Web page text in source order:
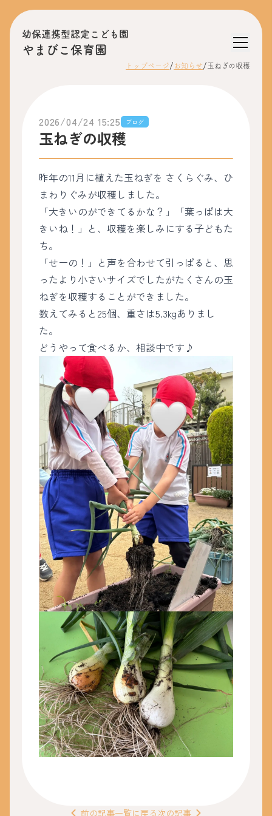
幼保連携型認定こども園
やまびこ保育園
トップページ/ お知らせ/玉ねぎの収穫
2026/04/24 15:25 ブログ
玉ねぎの収穫
昨年の11月に植えた玉ねぎを さくらぐみ、ひ
まわりぐみが収穫しました。
「大きいのができてるかな？」「葉っぱは大
きいね！」と、収穫を楽しみにする子どもた
ち。
「せーの！」と声を合わせて引っぱると、思
ったより小さいサイズでしたがたくさんの玉
ねぎを収穫することができました。
数えてみると25個、重さは5.3kgありまし
た。
どうやって食べるか、相談中です♪
前の記事一覧に戻る次の記事